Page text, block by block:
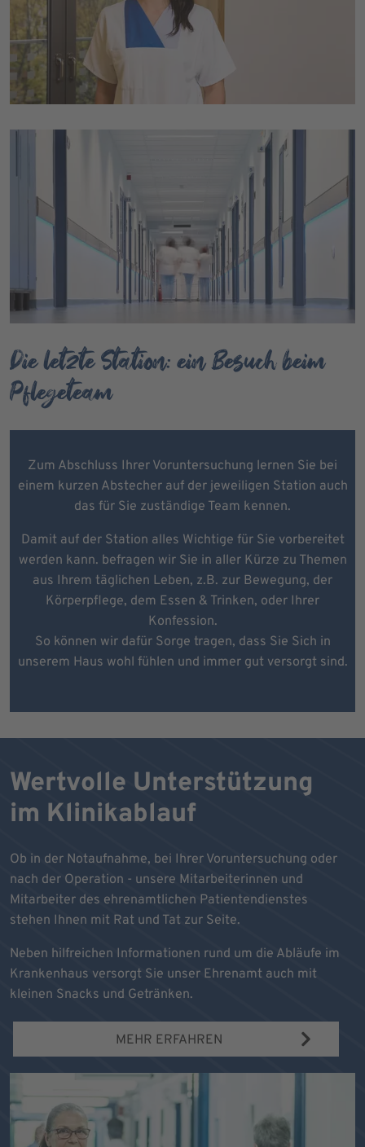
Die letzte Station: ein Besuch beim
Pflegeteam
Zum Abschluss Ihrer Voruntersuchung lernen Sie bei
einem kurzen Abstecher auf der jeweiligen Station auch
das für Sie zuständige Team kennen.
Damit auf der Station alles Wichtige für Sie vorbereitet
werden kann. befragen wir Sie in aller Kürze zu Themen
aus Ihrem täglichen Leben, z.B. zur Bewegung, der
Körperpflege, dem Essen & Trinken, oder Ihrer
Konfession.
So können wir dafür Sorge tragen, dass Sie Sich in
unserem Haus wohl fühlen und immer gut versorgt sind.
Wertvolle Unterstützung
im Klinikablauf
Ob in der Notaufnahme, bei Ihrer Voruntersuchung oder
nach der Operation - unsere Mitarbeiterinnen und
Mitarbeiter des ehrenamtlichen Patientendienstes
stehen Ihnen mit Rat und Tat zur Seite.
Neben hilfreichen Informationen rund um die Abläufe im
Krankenhaus versorgt Sie unser Ehrenamt auch mit
kleinen Snacks und Getränken.
MEHR ERFAHREN